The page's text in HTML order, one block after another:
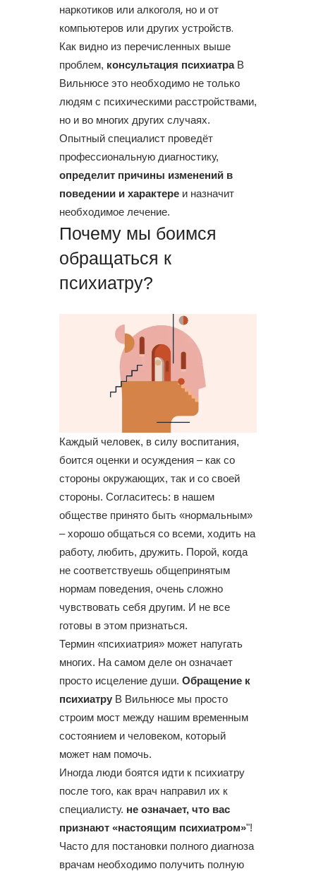
наркотиков или алкоголя, но и от
компьютеров или других устройств.
Как видно из перечисленных выше
проблем, консультация психиатраВ
Вильнюсе это необходимо не только
людям с психическими расстройствами,
но и во многих других случаях.
Опытный специалист проведёт
профессиональную диагностику,
определит причины изменений в
поведении и характере и назначит
необходимое лечение.
Почему мы боимся
обращаться к
психиатру?
Каждый человек, в силу воспитания,
боится оценки и осуждения – как со
стороны окружающих, так и со своей
стороны. Согласитесь: в нашем
обществе принято быть «нормальным»
– хорошо общаться со всеми, ходить на
работу, любить, дружить. Порой, когда
не соответствуешь общепринятым
нормам поведения, очень сложно
чувствовать себя другим. И не все
готовы в этом признаться.
Термин «психиатрия» может напугать
многих. На самом деле он означает
просто исцеление души. Обращение к
психиатру В Вильнюсе мы просто
строим мост между нашим временным
состоянием и человеком, который
может нам помочь.
Иногда люди боятся идти к психиатру
после того, как врач направил их к
специалисту. не означает, что вас
признают «настоящим психиатром»"!
Часто для постановки полного диагноза
врачам необходимо получить полную